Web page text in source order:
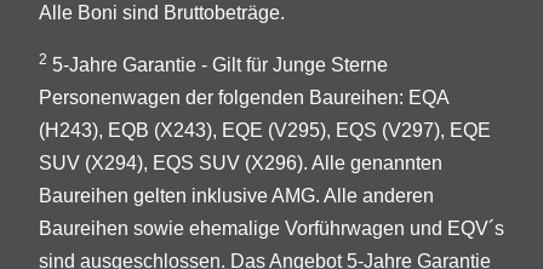
Alle Boni sind Bruttobeträge.
2 5-Jahre Garantie - Gilt für Junge Sterne
Personenwagen der folgenden Baureihen: EQA
(H243), EQB (X243), EQE (V295), EQS (V297), EQE
SUV (X294), EQS SUV (X296). Alle genannten
Baureihen gelten inklusive AMG. Alle anderen
Baureihen sowie ehemalige Vorführwagen und EQV´s
sind ausgeschlossen. Das Angebot 5-Jahre Garantie